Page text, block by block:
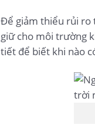
Để giảm thiểu rủi ro
giữ cho môi trường
tiết để biết khi nào